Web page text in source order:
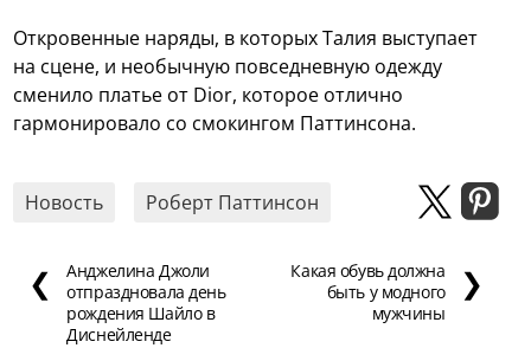
Откровенные наряды, в которых Талия выступает
на сцене, и необычную повседневную одежду
сменило платье от Dior, которое отлично
гармонировало со смокингом Паттинсона.
Новость Роберт Паттинсон
❮
Анджелина Джоли
отпраздновала день
рождения Шайло в
Диснейленде
Какая обувь должна
быть у модного
мужчины
❯